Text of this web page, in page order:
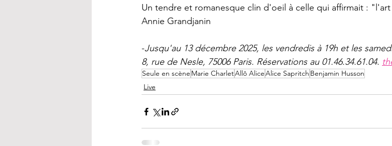
Un tendre et romanesque clin d'oeil à celle qui affirmait :
Annie Grandjanin
-Jusqu'au 13 décembre 2025, les vendredis à 19h et les
8, rue de Nesle, 75006 Paris. Réservations au 01.46.34.61.04.
Seule en scène Marie CharletAllô AliceAlice Sapritch Benjamin Husson
Live